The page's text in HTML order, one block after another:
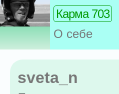
Карма 703
О себе
sveta_n